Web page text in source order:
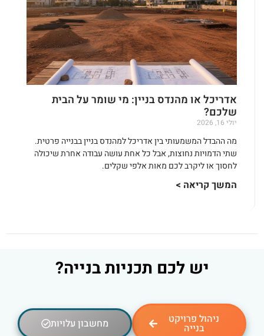
אדריכל או מהנדס בניין: מי שומר על הבית
שלכם?
יולי 16, 2026
מה ההבדל המשמעותי בין אדריכל למהנדס בניין בבנייה פרטית.
שתי הדמויות נחוצות, אבל כל אחת עושה עבודה אחרת שיכולה
לחסוך או ליקרב לכם מאות אלפי שקלים.
המשך קריאה >
יש לכם תכניות בנייה?
ניהול פרויקט
בנייה מחשבון עלויות